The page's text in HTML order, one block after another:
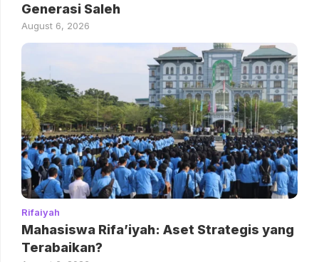
Generasi Saleh
August 6, 2026
Rifaiyah
Mahasiswa Rifa’iyah: Aset Strategis yang
Terabaikan?